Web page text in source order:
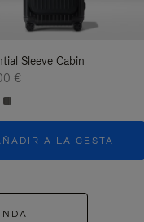
Sleeve Cabin
€
A LA CESTA